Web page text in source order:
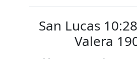
San Lucas
Valera